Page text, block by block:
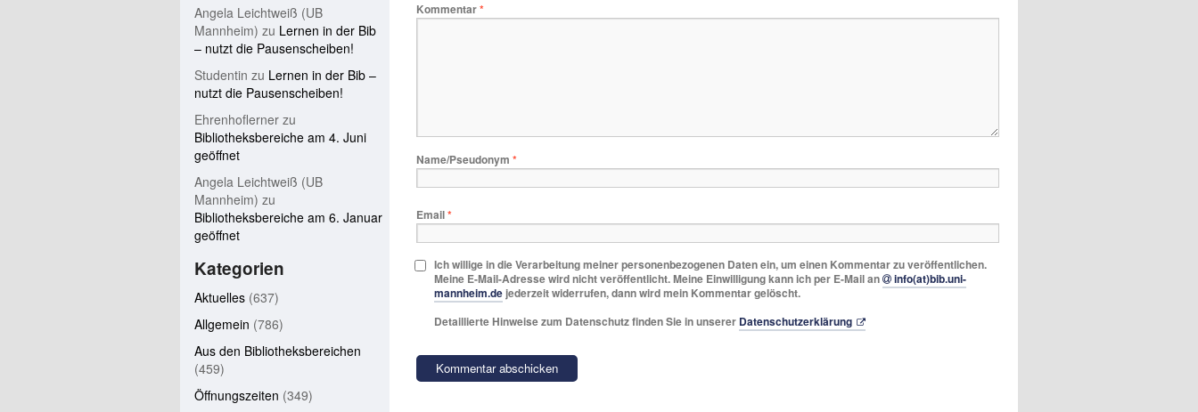
Kommentar*
Name/Pseudonym*
Email*
Ich willige in die Verarbeitung meiner personenbezogenen Daten ein, um einen Kommentar zu veröffentlichen.
Meine E-Mail-Adresse wird nicht veröffentlicht. Meine Einwilligung kann ich per E-Mail an
info(at)bib.uni-
mannheim.de jederzeit widerrufen, dann wird mein Kommentar gelöscht.
Detaillierte Hinweise zum Datenschutz finden Sie in unserer Datenschutzerklärung
Angela Leichtweiß (UB
Mannheim) zu Lernen in der Bib
– nutzt die Pausenscheiben!
Studentin zu Lernen in der Bib –
nutzt die Pausenscheiben!
Ehrenhoflerner zu
Bibliotheksbereiche am 4. Juni
geöffnet
Angela Leichtweiß (UB
Mannheim) zu
Bibliotheksbereiche am 6. Januar
geöffnet
Kategorien
Aktuelles (637)
Allgemein (786)
Aus den Bibliotheksbereichen
(459)
Öffnungszeiten (349)